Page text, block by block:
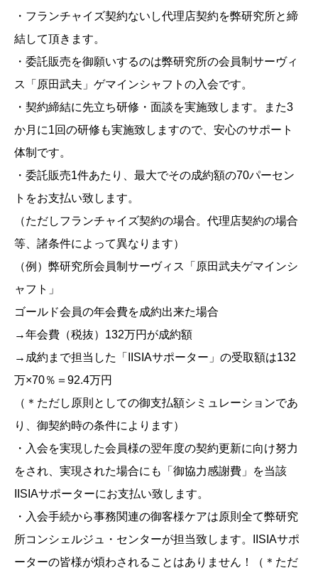
・フランチャイズ契約ないし代理店契約を弊研究所と締
結して頂きます。
・委託販売を御願いするのは弊研究所の会員制サーヴィ
ス「原田武夫」ゲマインシャフトの入会です。
・契約締結に先立ち研修・面談を実施致します。また3
か月に1回の研修も実施致しますので、安心のサポート
体制です。
・委託販売1件あたり、最大でその成約額の70パーセン
トをお支払い致します。
（ただしフランチャイズ契約の場合。代理店契約の場合
等、諸条件によって異なります）
（例）弊研究所会員制サーヴィス「原田武夫ゲマインシ
ャフト」
ゴールド会員の年会費を成約出来た場合
→年会費（税抜）132万円が成約額
→成約まで担当した「IISIAサポーター」の受取額は132
万×70％＝92.4万円
（＊ただし原則としての御支払額シミュレーションであ
り、御契約時の条件によります）
・入会を実現した会員様の翌年度の契約更新に向け努力
をされ、実現された場合にも「御協力感謝費」を当該
IISIAサポーターにお支払い致します。
・入会手続から事務関連の御客様ケアは原則全て弊研究
所コンシェルジュ・センターが担当致します。IISIAサポ
ーターの皆様が煩わされることはありません！（＊ただ